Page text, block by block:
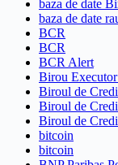
baza de date
baza de date
BCR
BCR
BCR Alert
Birou
Biroul de
Biroul de
Biroul de
bitcoin
bitcoin